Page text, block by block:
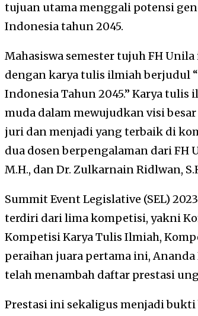
tujuan utama menggali potensi
Indonesia tahun 2045.
Mahasiswa semester tujuh FH
dengan karya tulis ilmiah berjudul
Indonesia Tahun 2045.” Karya
muda dalam mewujudkan visi
juri dan menjadi yang terbaik di
dua dosen berpengalaman dari FH
M.H., dan Dr. Zulkarnain Ridlwan,
Summit Event Legislative (SEL)
terdiri dari lima kompetisi, yakni
Kompetisi Karya Tulis Ilmiah,
peraihan juara pertama ini,
telah menambah daftar prestasi
Prestasi ini sekaligus menjadi